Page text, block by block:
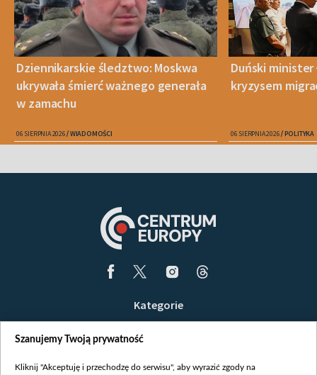
Dziennikarskie śledztwo: Moskwa
ukrywała śmierć ważnego generała
w zamachu
06 SIERPNIA 2026 WIADOMOŚCI
Duński minister
kryzysem
06 SIERPNIA 2026 POLITYKA
Kategorie
Opinie
Szanujemy Twoją prywatność
Kliknij "Akceptuję i przechodzę do serwisu", aby wyrazić zgody na